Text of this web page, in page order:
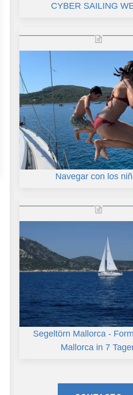
CYBER SAILING
Navegar con los
Segeltörn Mallorca -
Mallorca in 7